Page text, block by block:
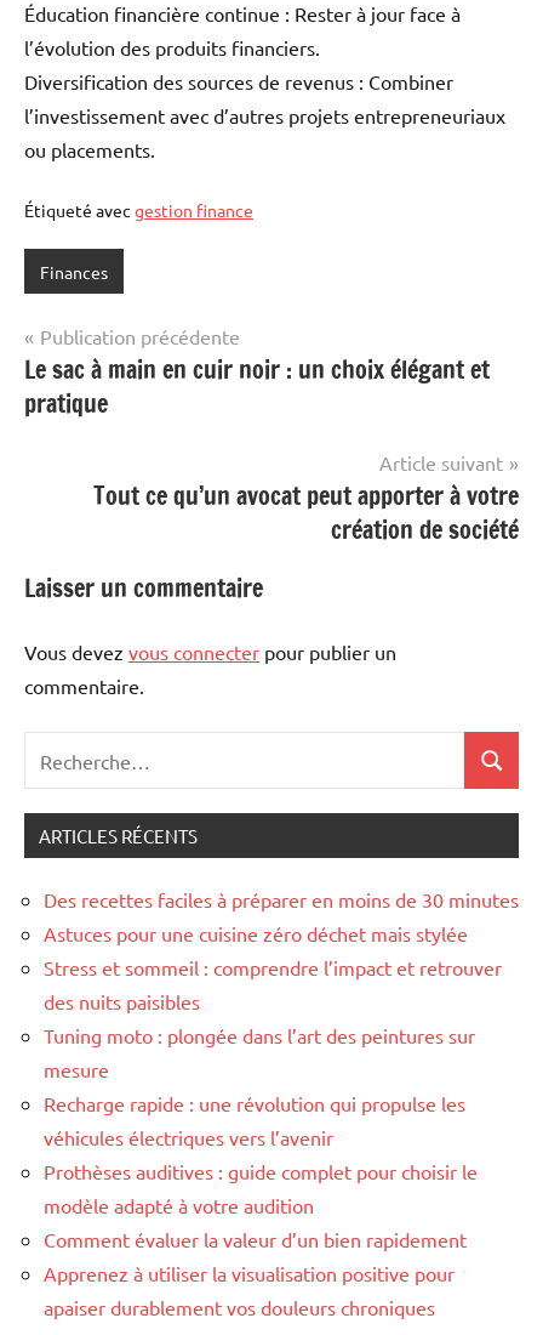
Éducation financière continue : Rester à jour face à
l’évolution des produits financiers.
Diversification des sources de revenus : Combiner
l’investissement avec d’autres projets entrepreneuriaux
ou placements.
Étiqueté avec gestion finance
Finances
Navigation
de
l’article
Publication précédente
Le sac à main en cuir noir : un choix élégant et
pratique
Article suivant
Tout ce qu’un avocat peut apporter à votre
création de société
Laisser un commentaire
Vous devez vous connecter pour publier un
commentaire.
pour
:
ARTICLES RÉCENTS
Des recettes faciles à préparer en moins de 30 minutes
Astuces pour une cuisine zéro déchet mais stylée
Stress et sommeil : comprendre l’impact et retrouver
des nuits paisibles
Tuning moto : plongée dans l’art des peintures sur
mesure
Recharge rapide : une révolution qui propulse les
véhicules électriques vers l’avenir
Prothèses auditives : guide complet pour choisir le
modèle adapté à votre audition
Comment évaluer la valeur d’un bien rapidement
Apprenez à utiliser la visualisation positive pour
apaiser durablement vos douleurs chroniques